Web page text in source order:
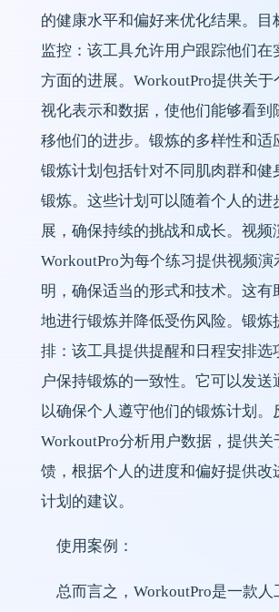
的健康水平和偏好来优化结果。目
监控：该工具允许用户跟踪他们在
方面的进展。WorkoutPro提供关
视化表示和数据，使他们能够看到
移他们的进步。锻炼的多样性和适
锻炼计划包括针对不同肌肉群和健
锻炼。这些计划可以随着个人的进
展，确保持续的挑战和成长。视频
WorkoutPro为每个练习提供视频
明，确保适当的形式和技术。这有
地进行锻炼并降低受伤风险。锻炼
排：该工具提供提醒和日程安排选
户保持锻炼的一致性。它可以发送
以确保个人遵守他们的锻炼计划。
WorkoutPro分析用户数据，提供关
馈，根据个人的进度和偏好提供改
计划的建议。
使用案例：
总而言之，WorkoutPro是一款人